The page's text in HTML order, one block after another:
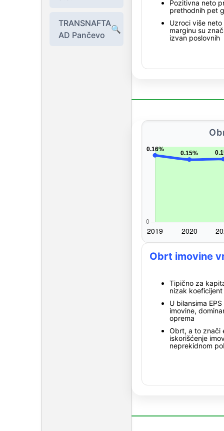
TRANSNAFTA
AD Pančevo
🔍
Pozitivna neto
prethodnih pet
Uzroci više
marginu su
izvan poslovnih
Obrt imovine
Tipično za
nizak
U bilansima
imovine,
oprema
Obrt, a to znači
iskorišćenje
neprekidnom